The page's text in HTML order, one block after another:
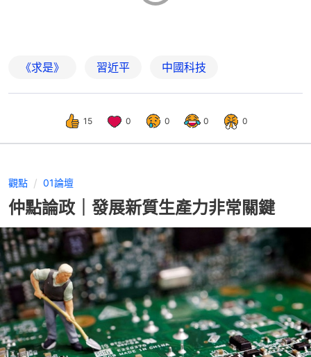
《求是》 習近平 中國科技
15 0 0 0 0
觀點 01論壇
仲點論政｜發展新質生產力非常關鍵